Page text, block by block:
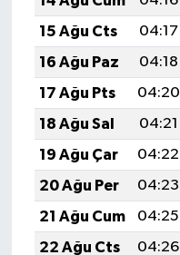
15 Ağu Cts
04:17
16 Ağu Paz
04:18
17 Ağu Pts
04:20
18 Ağu Sal
04:21
19 Ağu Çar
04:22
20 Ağu Per
04:23
21 Ağu Cum
04:25
22 Ağu Cts
04:26